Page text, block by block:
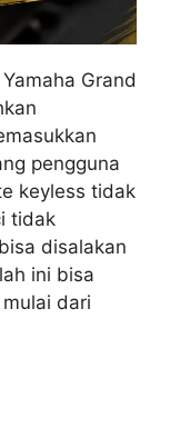
Grand
pengguna
keyless tidak
tidak
disalakan
ini bisa
dari